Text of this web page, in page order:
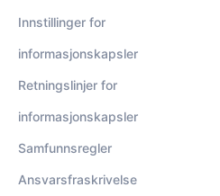
Innstillinger for
informasjonskapsler
Retningslinjer for
informasjonskapsler
Samfunnsregler
Ansvarsfraskrivelse